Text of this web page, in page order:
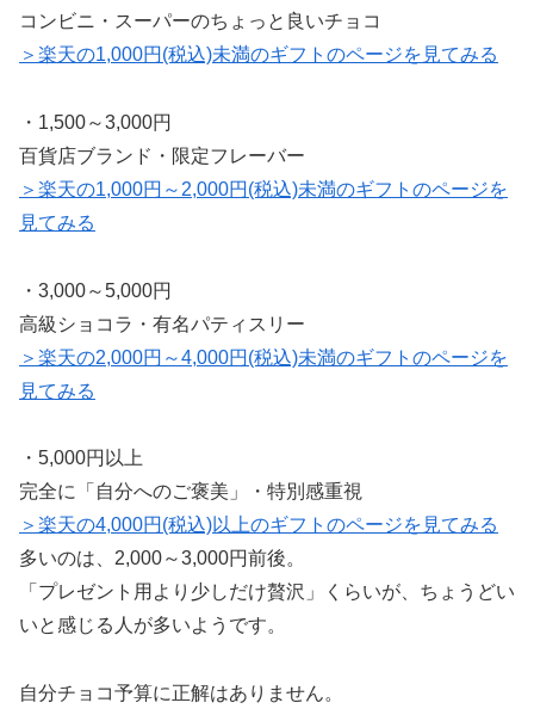
コンビニ・スーパーのちょっと良いチョコ
＞楽天の1,000円(税込)未満のギフトのページを見てみる
・1,500～3,000円
百貨店ブランド・限定フレーバー
＞楽天の1,000円～2,000円(税込)未満のギフトのページを
見てみる
・3,000～5,000円
高級ショコラ・有名パティスリー
＞楽天の2,000円～4,000円(税込)未満のギフトのページを
見てみる
・5,000円以上
完全に「自分へのご褒美」・特別感重視
＞楽天の4,000円(税込)以上のギフトのページを見てみる
多いのは、2,000～3,000円前後。
「プレゼント用より少しだけ贅沢」くらいが、ちょうどい
いと感じる人が多いようです。
自分チョコ予算に正解はありません。